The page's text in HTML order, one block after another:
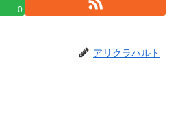
0
アリクラハルト